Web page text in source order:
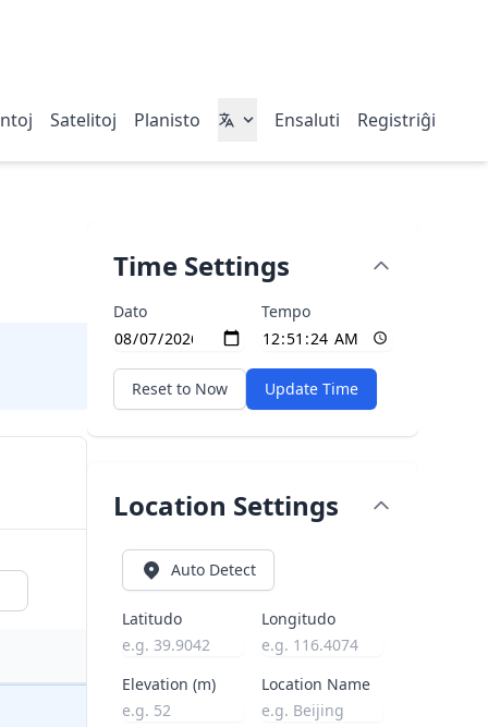
Satelitoj Planisto Ensaluti Registriĝi
Time Settings
Dato Tempo
Reset to Now Update Time
Location Settings
Auto Detect
Latitudo Longitudo
Elevation (m) Location Name